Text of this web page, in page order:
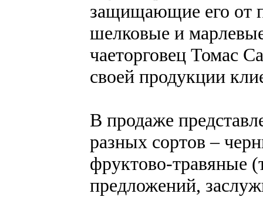
защищающие его от
шелковые и
чаеторговец Томас
своей продукции
В продаже
разных сортов –
фруктово-травяные
предложений,